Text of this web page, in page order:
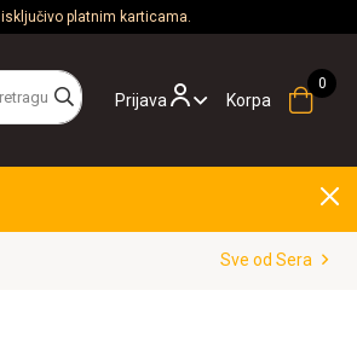
platnim karticama.
Prijava Korpa
Sve od Sera